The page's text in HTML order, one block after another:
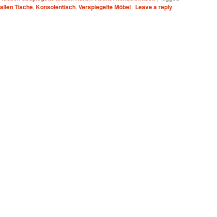
Tische, Konsolentisch, Verspiegelte Möbel | Leave a reply